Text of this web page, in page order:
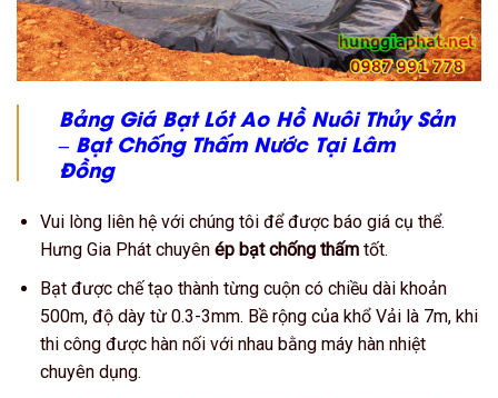
Bảng Giá Bạt Lót Ao Hồ Nuôi Thủy Sản
– Bạt Chống Thấm Nước Tại Lâm
Đồng
Vui lòng liên hệ với chúng tôi để được báo giá cụ thể.
Hưng Gia Phát chuyênép bạt chống thấmtốt.
Bạt được chế tạo thành từng cuộn có chiều dài khoản
500m, độ dày từ 0.3-3mm. Bề rộng của khổ Vải là 7m, khi
thi công được hàn nối với nhau bằng máy hàn nhiệt
chuyên dụng.